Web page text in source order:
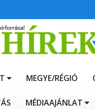
MEGYE/RÉGIÓ
MÉDIAAJÁNLAT